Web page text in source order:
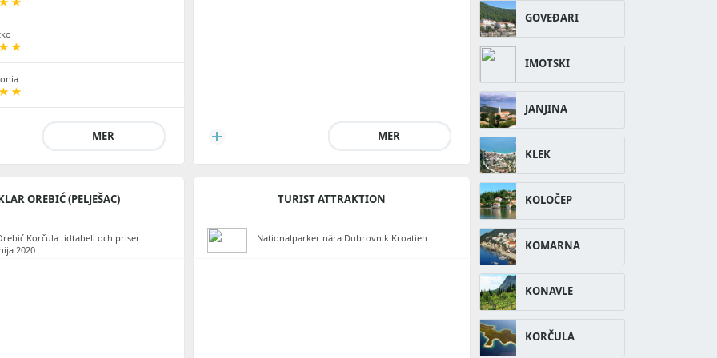
MER
OREBIĆ (PELJEŠAC)
Korčula tidtabell och priser
2020
MER
TURIST ATTRAKTION
Nationalparker nära Dubrovnik Kroatien
GOVEĐARI
IMOTSKI
JANJINA
KLEK
KOLOČEP
KOMARNA
KONAVLE
KORČULA